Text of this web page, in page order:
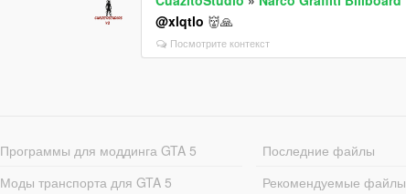
@xlqtlo 👹🙏
Посмотрите контекст
Программы для моддинга GTA 5
Моды транспорта для GTA 5
Последние файлы
Рекомендуемые файлы